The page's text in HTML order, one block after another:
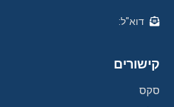
דוא"ל:
קישורים
סקס